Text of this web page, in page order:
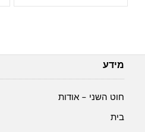
חבל
מוקה-
מידע
חוט השני – אודות
בית